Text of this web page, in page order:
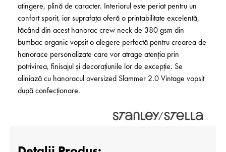
atingere, plină de caracter. Interiorul este periat pentru un
confort sporit, iar suprafața oferă o printabilitate excelentă,
făcând din acest hanorac crew neck de 380 gsm din
bumbac organic vopsit o alegere perfectă pentru crearea de
hanorace personalizate care vor atrage atenția prin
potrivirea, finisajul și decorațiunile lor de excepție. Se
aliniază cu hanoracul oversized Slammer 2.0 Vintage vopsit
după confecționare.